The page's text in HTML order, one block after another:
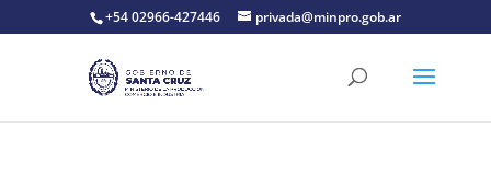
+54 02966-427446 privada@minpro.gob.ar